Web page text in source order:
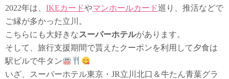
2022年は、 IKEカードやマンホールカード巡り、推活などで
ご縁が多かった立川。
こちらにも大好きなスーパーホテルがあります。
そして、旅行支援期間で貰えたクーポンを利用して夕食は
駅ビルで牛タン
いざ、スーパーホテル東京・JR立川北口＆牛たん青葉グラ